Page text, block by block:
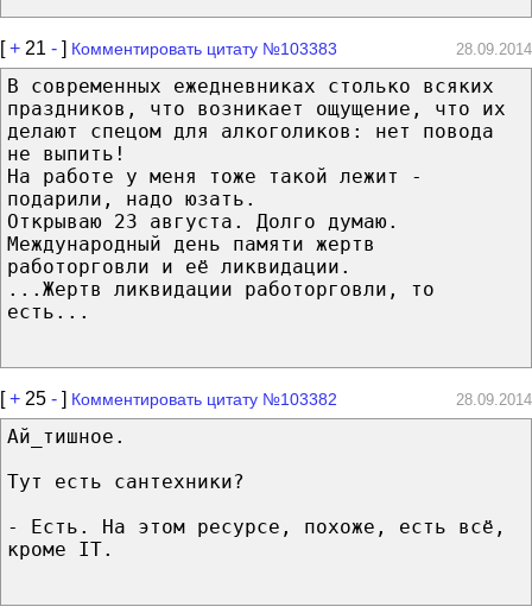
[+ 21 - ] Комментировать цитату №103383 28.09.2014
В современных ежедневниках столько всяких
праздников, что возникает ощущение, что их
делают спецом для алкоголиков: нет повода
не выпить!
На работе у меня тоже такой лежит -
подарили, надо юзать.
Открываю 23 августа. Долго думаю.
Международный день памяти жертв
работорговли и её ликвидации.
...Жертв ликвидации работорговли, то
есть...
[+ 25 - ] Комментировать цитату №103382 28.09.2014
Ай_тишное.
Тут есть сантехники?
- Есть. На этом ресурсе, похоже, есть всё,
кроме IT.